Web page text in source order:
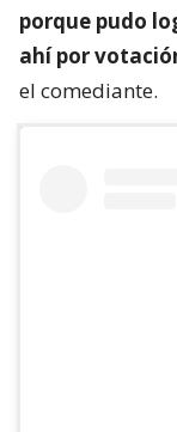
porque pudo
ahí por
el comediante.